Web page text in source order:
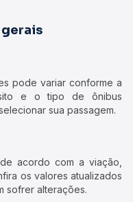
pode variar conforme a
e o tipo de ônibus
sua passagem.
acordo com a viação,
os valores atualizados
sofrer alterações.